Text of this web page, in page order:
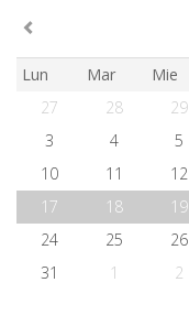
Lun Mar Mie
27
28 29
3
4 5
10
11 12
17
18 19
24
25 26
31
1 2